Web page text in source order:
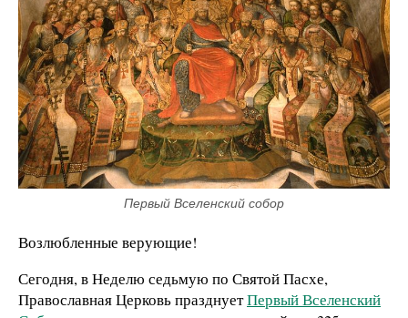
Первый Вселенский собор
Возлюбленные верующие!
Сегодня, в Неделю седьмую по Святой Пасхе,
Православная Церковь празднуетПервый Вселенский